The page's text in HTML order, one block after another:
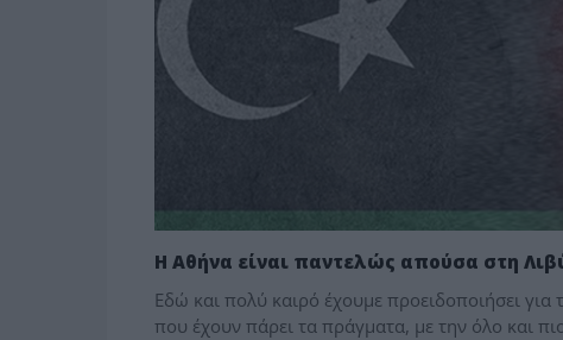
Η Αθήνα είναι παντελώς απούσα στη
Εδώ και πολύ καιρό έχουμε προειδοποιήσει για
που έχουν πάρει τα πράγματα, με την όλο και